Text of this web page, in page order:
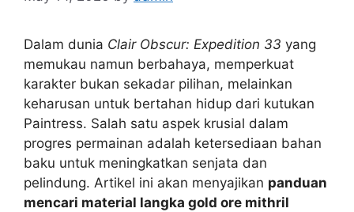
Dalam dunia Clair Obscur: Expedition 33 yang
memukau namun berbahaya, memperkuat
karakter bukan sekadar pilihan, melainkan
keharusan untuk bertahan hidup dari kutukan
Paintress. Salah satu aspek krusial dalam
progres permainan adalah ketersediaan bahan
baku untuk meningkatkan senjata dan
pelindung. Artikel ini akan menyajikan panduan
mencari material langka gold ore mithril